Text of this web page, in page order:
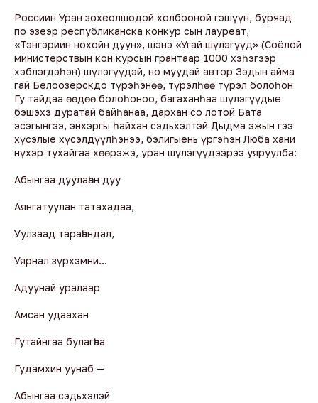
Россиин Уран зохёолшодой холбооной гэшүүн, буряад
по эзеэр республиканска конкур сын лауреат,
«Тэнгэриин нохойн дуун», шэнэ «Угай шүлэгүүд» (Соёлой
министерствын кон курсын грантаар 1000 хэһэгээр
хэблэгдэһэн) шүлэгүүдэй, но муудай автор Зэдын айма
гай Белоозерскдо түрэһэнөө, түрэлһөө түрэл болоһон
Гу тайдаа өөдөө болоһоноо, багаханһаа шүлэгүүдые
бэшэхэ дуратай байһанаа, дархан со лотой Бата
эсэгынгээ, энхэргы һайхан сэдьхэлтэй Дыдма эжын гээ
хүсэлые хүсэлдүүлһэнээ, бэлигыень үргэһэн Люба хани
нүхэр тухайгаа хөөрэжэ, уран шүлэгүүдээрээ уяруулба:
Абынгаа дуулаһан дуу
Аянгатуулан татахадаа,
Уулзаад тараһандал,
Уярнал зүрхэмни…
Адуунай уралаар
Амсан удаахан
Гутайнгаа булагһаа
Гудамхин уунаб —
Абынгаа сэдьхэлэй